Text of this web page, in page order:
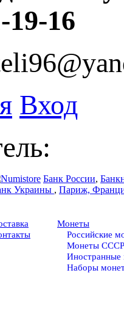
19-16
Вход
Банк России,
Украины , Париж,
Монеты
Российские
Монеты СССР
Иностранные
Наборы